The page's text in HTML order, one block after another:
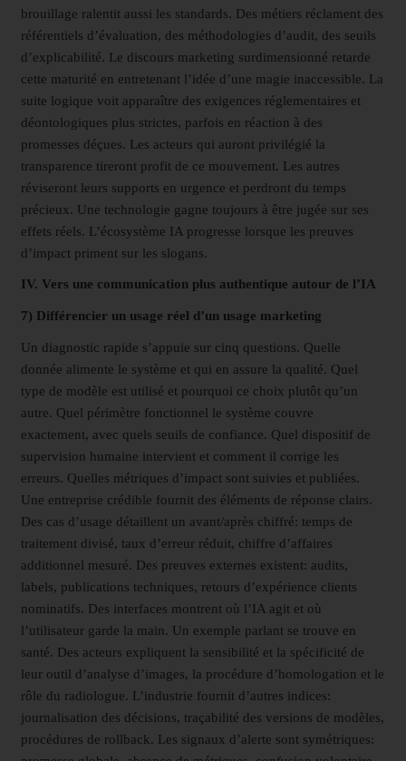
brouillage ralentit aussi les standards. Des métiers réclament des
référentiels d’évaluation, des méthodologies d’audit, des seuils
d’explicabilité. Le discours marketing surdimensionné retarde
cette maturité en entretenant l’idée d’une magie inaccessible. La
suite logique voit apparaître des exigences réglementaires et
déontologiques plus strictes, parfois en réaction à des
promesses déçues. Les acteurs qui auront privilégié la
transparence tireront profit de ce mouvement. Les autres
réviseront leurs supports en urgence et perdront du temps
précieux. Une technologie gagne toujours à être jugée sur ses
effets réels. L’écosystème IA progresse lorsque les preuves
d’impact priment sur les slogans.
IV. Vers une communication plus authentique autour de l’IA
7) Différencier un usage réel d’un usage marketing
Un diagnostic rapide s’appuie sur cinq questions. Quelle
donnée alimente le système et qui en assure la qualité. Quel
type de modèle est utilisé et pourquoi ce choix plutôt qu’un
autre. Quel périmètre fonctionnel le système couvre
exactement, avec quels seuils de confiance. Quel dispositif de
supervision humaine intervient et comment il corrige les
erreurs. Quelles métriques d’impact sont suivies et publiées.
Une entreprise crédible fournit des éléments de réponse clairs.
Des cas d’usage détaillent un avant/après chiffré: temps de
traitement divisé, taux d’erreur réduit, chiffre d’affaires
additionnel mesuré. Des preuves externes existent: audits,
labels, publications techniques, retours d’expérience clients
nominatifs. Des interfaces montrent où l’IA agit et où
l’utilisateur garde la main. Un exemple parlant se trouve en
santé. Des acteurs expliquent la sensibilité et la spécificité de
leur outil d’analyse d’images, la procédure d’homologation et le
rôle du radiologue. L’industrie fournit d’autres indices:
journalisation des décisions, traçabilité des versions de modèles,
procédures de rollback. Les signaux d’alerte sont symétriques: